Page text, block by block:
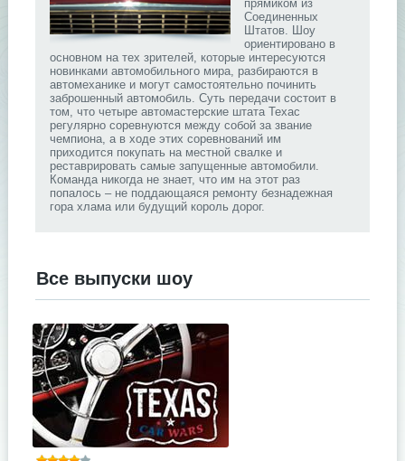
прямиком из
Соединенных
Штатов. Шоу
ориентировано в
основном на тех зрителей, которые интересуются
новинками автомобильного мира, разбираются в
автомеханике и могут самостоятельно починить
заброшенный автомобиль. Суть передачи состоит в
том, что четыре автомастерские штата Техас
регулярно соревнуются между собой за звание
чемпиона, а в ходе этих соревнований им
приходится покупать на местной свалке и
реставрировать самые запущенные автомобили.
Команда никогда не знает, что им на этот раз
попалось – не поддающаяся ремонту безнадежная
гора хлама или будущий король дорог.
Все выпуски шоу
.